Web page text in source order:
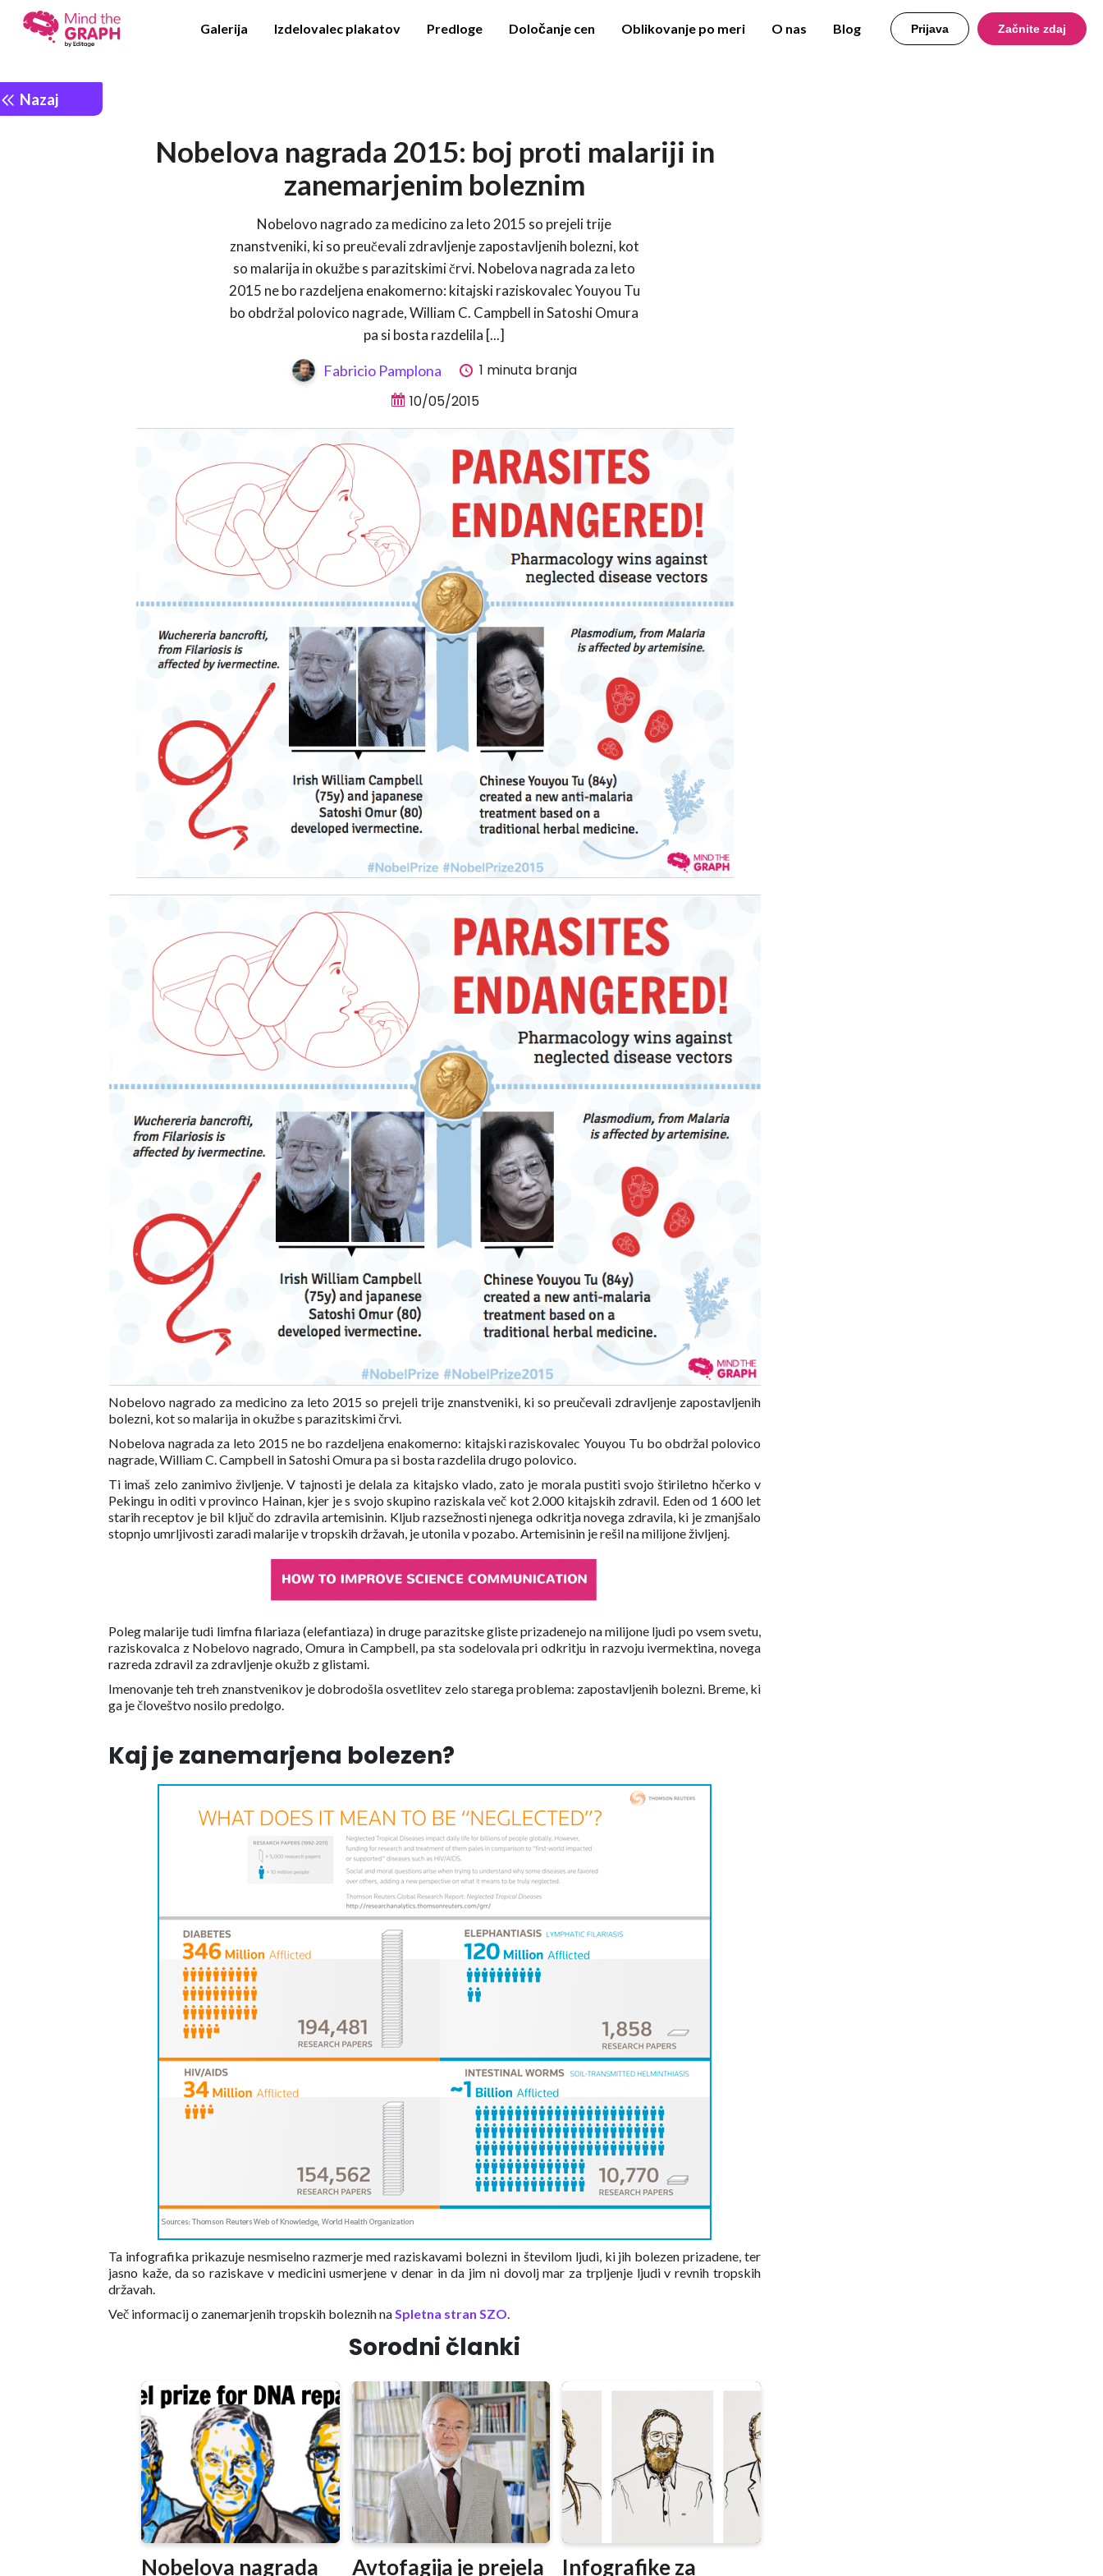
Galerija Izdelovalec plakatov Predloge Določanje cen Oblikovanje po meri O nas Blog Prijava Začnite zdaj
Nazaj
Nobelova nagrada 2015: boj proti malariji in
zanemarjenim boleznim
Nobelovo nagrado za medicino za leto 2015 so prejeli trije
znanstveniki, ki so preučevali zdravljenje zapostavljenih bolezni, kot
so malarija in okužbe s parazitskimi črvi. Nobelova nagrada za leto
2015 ne bo razdeljena enakomerno: kitajski raziskovalec Youyou Tu
bo obdržal polovico nagrade, William C. Campbell in Satoshi Omura
pa si bosta razdelila [...]
Fabricio Pamplona
1 minuta branja
10/05/2015
Nobelovo nagrado za medicino za leto 2015 so prejeli trije znanstveniki, ki so preučevali zdravljenje zapostavljenih
bolezni, kot so malarija in okužbe s parazitskimi črvi.
Nobelova nagrada za leto 2015 ne bo razdeljena enakomerno: kitajski raziskovalec Youyou Tu bo obdržal polovico
nagrade, William C. Campbell in Satoshi Omura pa si bosta razdelila drugo polovico.
Ti imaš zelo zanimivo življenje. V tajnosti je delala za kitajsko vlado, zato je morala pustiti svojo štiriletno hčerko v
Pekingu in oditi v provinco Hainan, kjer je s svojo skupino raziskala več kot 2.000 kitajskih zdravil. Eden od 1 600 let
starih receptov je bil ključ do zdravila artemisinin. Kljub razsežnosti njenega odkritja novega zdravila, ki je zmanjšalo
stopnjo umrljivosti zaradi malarije v tropskih državah, je utonila v pozabo. Artemisinin je rešil na milijone življenj.
Poleg malarije tudi limfna filariaza (elefantiaza) in druge parazitske gliste prizadenejo na milijone ljudi po vsem svetu,
raziskovalca z Nobelovo nagrado, Omura in Campbell, pa sta sodelovala pri odkritju in razvoju ivermektina, novega
razreda zdravil za zdravljenje okužb z glistami.
Imenovanje teh treh znanstvenikov je dobrodošla osvetlitev zelo starega problema: zapostavljenih bolezni. Breme, ki
ga je človeštvo nosilo predolgo.
Kaj je zanemarjena bolezen?
Ta infografika prikazuje nesmiselno razmerje med raziskavami bolezni in številom ljudi, ki jih bolezen prizadene, ter
jasno kaže, da so raziskave v medicini usmerjene v denar in da jim ni dovolj mar za trpljenje ljudi v revnih tropskih
državah.
Več informacij o zanemarjenih tropskih boleznih naSpletna stran SZO.
Sorodni članki
Nobelova nagrada Avtofagija je prejela Infografike za